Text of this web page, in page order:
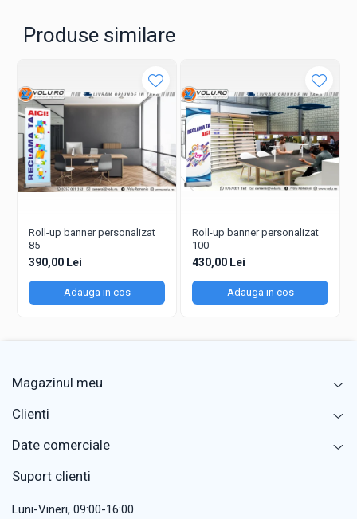
Produse similare
Roll-up banner personalizat
85
390,00 Lei
Adauga in cos
Roll-up banner personalizat
100
430,00 Lei
Adauga in cos
Magazinul meu
Clienti
Date comerciale
Suport clienti
Luni-Vineri, 09:00-16:00